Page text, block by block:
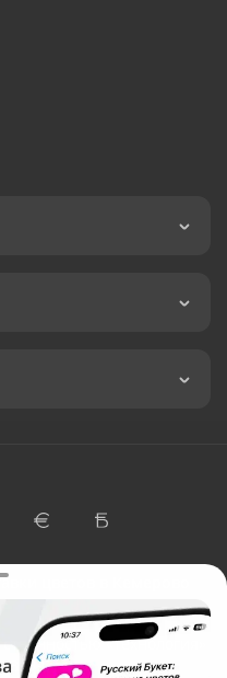
цветов в Кемерово
«Технология»